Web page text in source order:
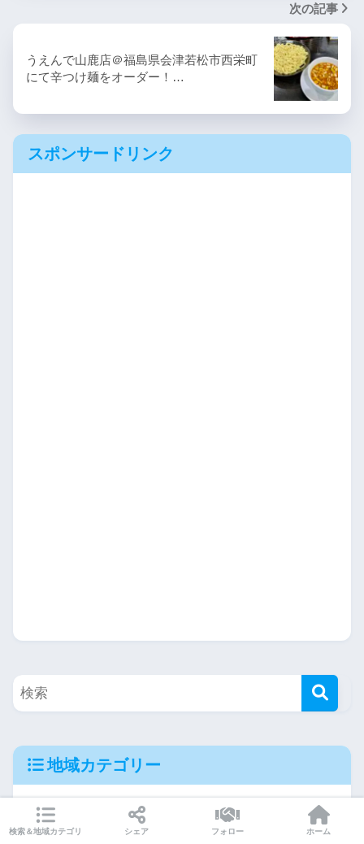
次の記事
うえんで山鹿店＠福島県会津若松市西栄町
にて辛つけ麺をオーダー！…
スポンサードリンク
地域カテゴリー
検索＆地域カテゴリ シェア フォロー ホーム